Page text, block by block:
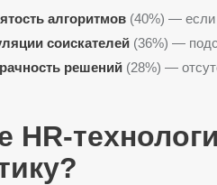
алгоритмов(40%) — если
соискателей(36%) —
решений(28%) —
HR-